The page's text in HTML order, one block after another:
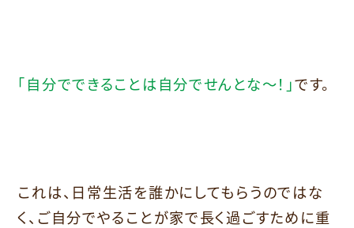
「自分でできることは自分でせんとな～！」です。
これは、日常生活を誰かにしてもらうのではな
く、ご自分でやることが家で長く過ごすために重